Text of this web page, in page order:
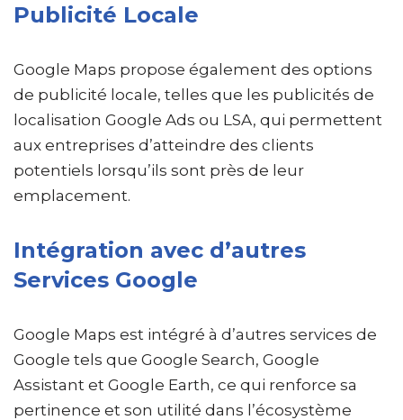
Publicité Locale
Google Maps propose également des options
de publicité locale, telles que les publicités de
localisation Google Ads ou LSA, qui permettent
aux entreprises d’atteindre des clients
potentiels lorsqu’ils sont près de leur
emplacement.
Intégration avec d’autres
Services Google
Google Maps est intégré à d’autres services de
Google tels que Google Search, Google
Assistant et Google Earth, ce qui renforce sa
pertinence et son utilité dans l’écosystème